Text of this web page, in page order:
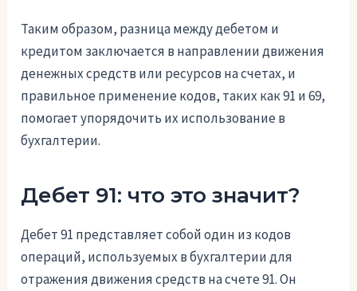
Таким образом, разница между дебетом и
кредитом заключается в направлении движения
денежных средств или ресурсов на счетах, и
правильное применение кодов, таких как 91 и 69,
помогает упорядочить их использование в
бухгалтерии.
Дебет 91: что это значит?
Дебет 91 представляет собой один из кодов
операций, используемых в бухгалтерии для
отражения движения средств на счете 91. Он